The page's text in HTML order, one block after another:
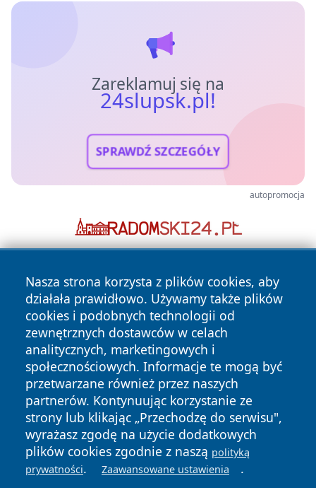
Zareklamuj się na
24slupsk.pl!
SPRAWDŹ SZCZEGÓŁY
autopromocja
Nasza strona korzysta z plików cookies, aby
działała prawidłowo. Używamy także plików
cookies i podobnych technologii od
zewnętrznych dostawców w celach
analitycznych, marketingowych i
społecznościowych. Informacje te mogą być
przetwarzane również przez naszych
partnerów. Kontynuując korzystanie ze
strony lub klikając „Przechodzę do serwisu",
wyrażasz zgodę na użycie dodatkowych
plików cookies zgodnie z naszą polityką
prywatności. Zaawansowane ustawienia .
Copyright © 2026 24slupsk.pl Wszystkie prawa zastrzeżone.
News Autorzy
Polityka
Prywatności
Polityka
Cookies